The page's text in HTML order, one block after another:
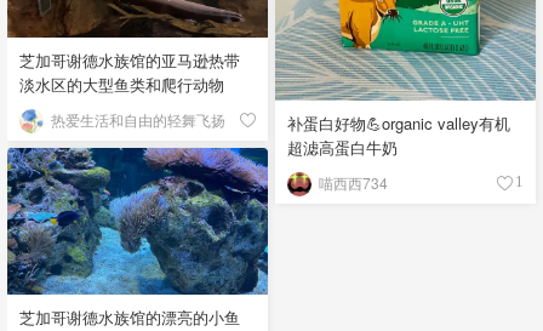
补蛋白好物💪organic valley有机
超滤高蛋白牛奶
喵西西734 1
芝加哥谢德水族馆的亚马逊热带
淡水区的大型鱼类和爬行动物
热爱生活和自由的轻舞飞扬
芝加哥谢德水族馆的漂亮的小鱼